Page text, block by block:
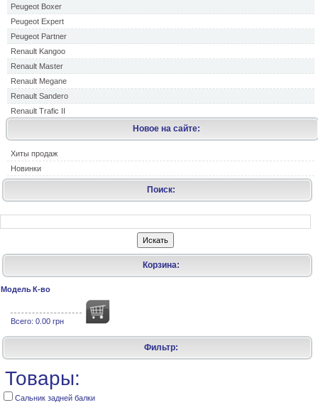
Peugeot Boxer
Peugeot Expert
Peugeot Partner
Renault Kangoo
Renault Master
Renault Megane
Renault Sandero
Renault Trafic II
Новое на сайте:
Хиты продаж
Новинки
Поиск:
Корзина:
Модель К-во
Всего: 0.00 грн
Фильтр:
Товары:
Сальник задней балки